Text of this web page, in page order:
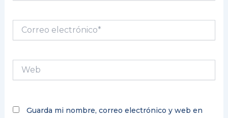
Correo
electrónico*
Web
Guarda mi nombre, correo electrónico y web en